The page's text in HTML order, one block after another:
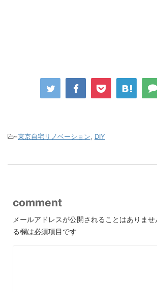
-東京自宅リノベーション, DIY
comment
メールアドレスが公開されることはありませ
る欄は必須項目です